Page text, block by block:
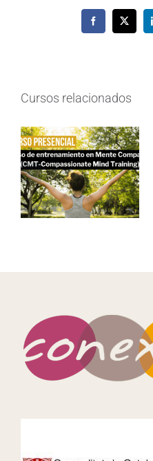
Facebook
X
Cursos relacionados